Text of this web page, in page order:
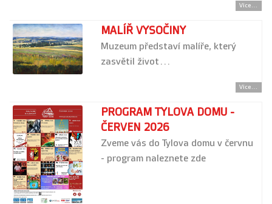
Více...
MALÍŘ VYSOČINY
Muzeum představí malíře, který
zasvětil život…
Více...
PROGRAM TYLOVA DOMU -
ČERVEN 2026
Zveme vás do Tylova domu v červnu
- program naleznete zde